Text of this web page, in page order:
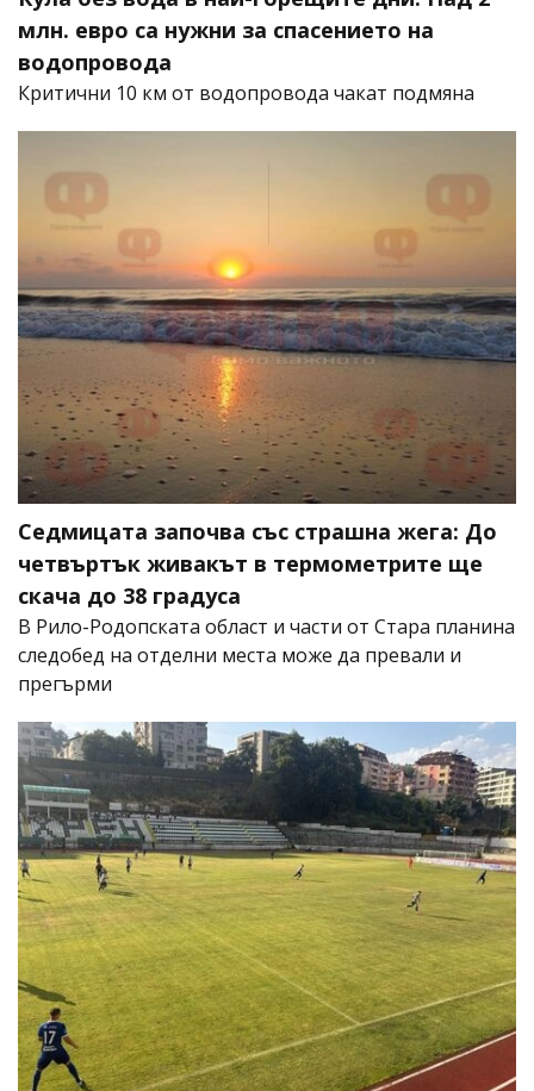
млн. евро са нужни за спасението на
водопровода
Критични 10 км от водопровода чакат подмяна
Седмицата започва със страшна жега: До
четвъртък живакът в термометрите ще
скача до 38 градуса
В Рило-Родопската област и части от Стара планина
следобед на отделни места може да превали и
прегърми